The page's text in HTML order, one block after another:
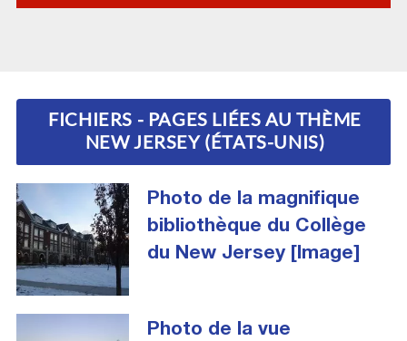
FICHIERS - PAGES LIÉES AU THÈME
NEW JERSEY (ÉTATS-UNIS)
Photo de la magnifique
bibliothèque du Collège
du New Jersey [Image]
Photo de la vue